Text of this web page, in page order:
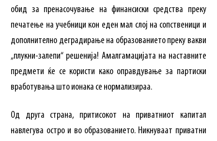
обид за пренасочување на финансиски средства преку
печатење на учебници кон еден мал слој на сопственици и
дополнително деградирање на образованието преку вакви
„плукни-залепи“ решенија! Амалгамацијата на наставните
предмети ќе се користи како оправдување за партиски
вработувања што ионака се нормализираа.
Од друга страна, притисокот на приватниот капитал
навлегува остро и во образованието. Никнуваат приватни